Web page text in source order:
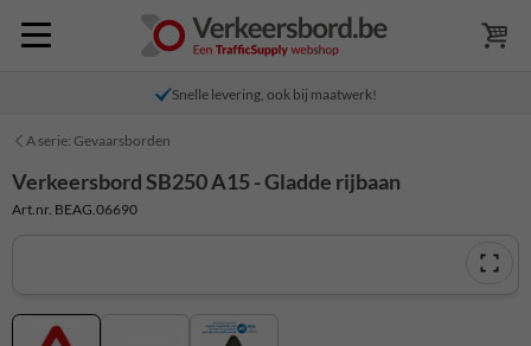
Snelle levering, ook bij maatwerk!
A serie: Gevaarsborden
Verkeersbord SB250 A15 - Gladde rijbaan
Art.nr. BEAG.06690